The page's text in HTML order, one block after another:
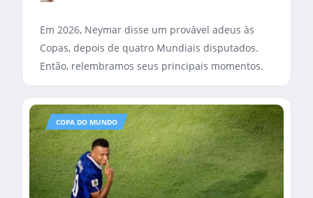
Em 2026, Neymar disse um provável adeus às
Copas, depois de quatro Mundiais disputados.
Então, relembramos seus principais momentos.
COPA DO MUNDO